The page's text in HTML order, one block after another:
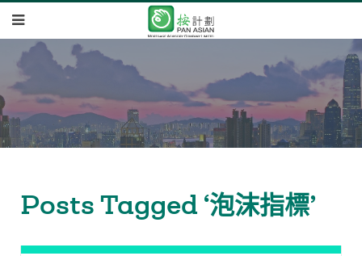
Posts Tagged ‘泡沫指標’